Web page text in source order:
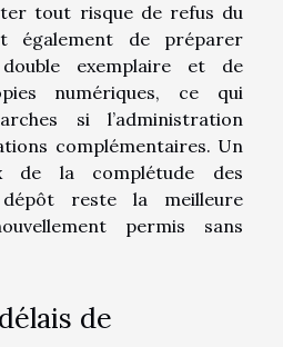
tout risque de refus du
également de préparer
exemplaire et de
numériques, ce qui
si l’administration
complémentaires. Un
de la complétude des
reste la meilleure
permis sans
de